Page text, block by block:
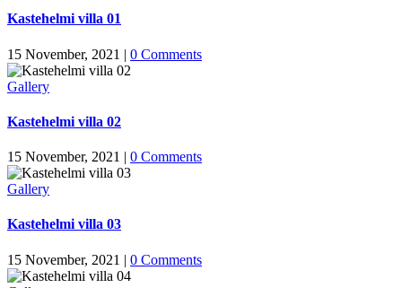
Kastehelmi villa 01
15 November, 2021 | 0 Comments
Gallery
Kastehelmi villa 02
15 November, 2021 | 0 Comments
Gallery
Kastehelmi villa 03
15 November, 2021 | 0 Comments
Nämä evästeet
valinnaisia. Niitä
tarvitaan, jotta
sivusto voi
Tilastot
Voidaksemme
parantaa
toiminnallisuutta
perusteella
kuinka sitä